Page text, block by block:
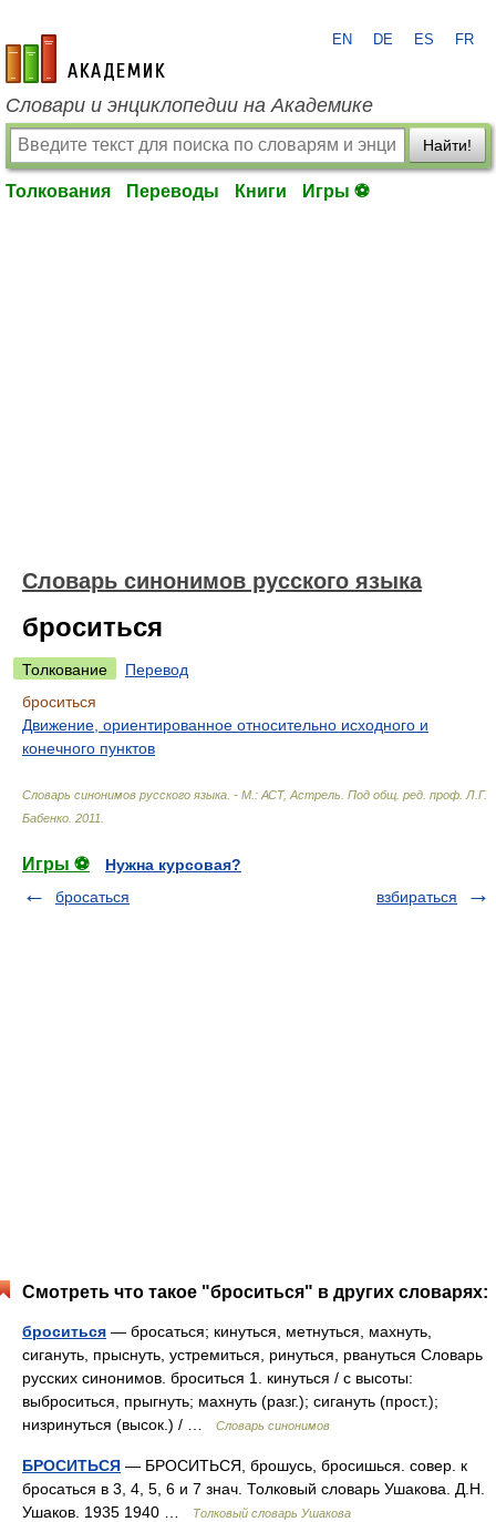
academic.ru
EN DE ES FR
Словари и энциклопедии на Академике
Найти!
Толкования Переводы Книги Игры ⚽
Словарь синонимов русского языка
броситься
Толкование
Перевод
броситься
Движение, ориентированное относительно исходного и
конечного пунктов
Словарь синонимов русского языка. - М.: АСТ, Астрель Под общ. ред. проф. Л.Г.
Бабенко 2011
Игры ⚽
Нужна курсовая?
бросаться
взбираться
Смотреть что такое "броситься" в других словарях:
броситься — бросаться; кинуться, метнуться, махнуть,
сигануть, прыснуть, устремиться, ринуться, рвануться Словарь
русских синонимов. броситься 1. кинуться / с высоты:
выброситься, прыгнуть; махнуть (разг.); сигануть (прост.);
низринуться (высок.) / …
Словарь синонимов
БРОСИТЬСЯ — БРОСИТЬСЯ, брошусь, бросишься. совер. к
бросаться в 3, 4, 5, 6 и 7 знач. Толковый словарь Ушакова. Д.Н.
Ушаков. 1935 1940 …
Толковый словарь Ушакова